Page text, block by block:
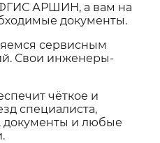
АРШИН, а вам на
документы.
сервисным
Свои инженеры-
чёткое и
специалиста,
документы и любые